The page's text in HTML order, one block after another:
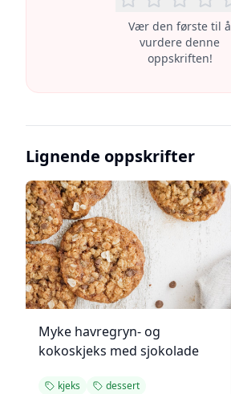
Vær den første til å
vurdere denne
oppskriften!
Lignende oppskrifter
Myke havregryn- og
kokoskjeks med sjokolade
kjeks dessert